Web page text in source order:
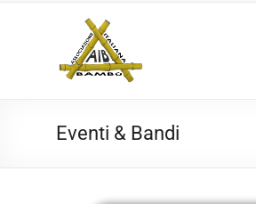
Eventi & Bandi